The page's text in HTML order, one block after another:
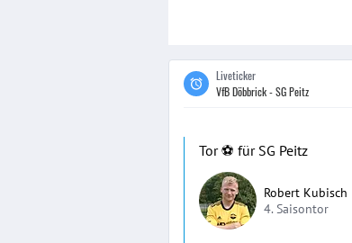
Liveticker
VfB Döbbrick - SG Peitz
Tor ⚽️ für SG Peitz
Robert Kubisch
4. Saisontor